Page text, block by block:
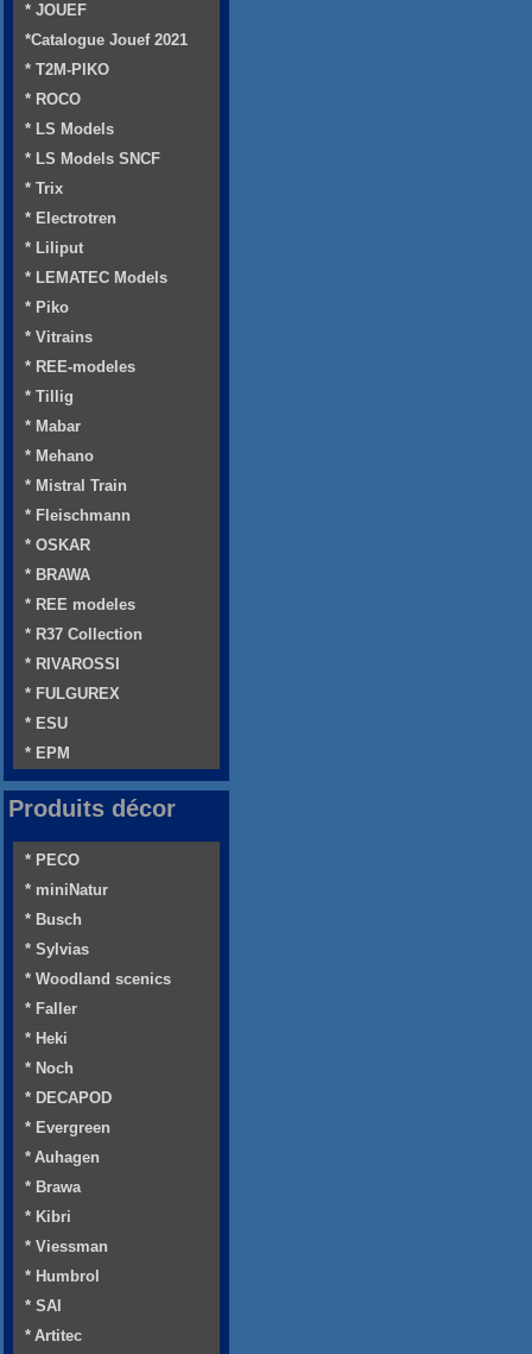
* JOUEF
*Catalogue Jouef 2021
* T2M-PIKO
* ROCO
* LS Models
* LS Models SNCF
* Trix
* Electrotren
* Liliput
* LEMATEC Models
* Piko
* Vitrains
* REE-modeles
* Tillig
* Mabar
* Mehano
* Mistral Train
* Fleischmann
* OSKAR
* BRAWA
* REE modeles
* R37 Collection
* RIVAROSSI
* FULGUREX
* ESU
* EPM
Produits décor
* PECO
* miniNatur
* Busch
* Sylvias
* Woodland scenics
* Faller
* Heki
* Noch
* DECAPOD
* Evergreen
* Auhagen
* Brawa
* Kibri
* Viessman
* Humbrol
* SAI
* Artitec